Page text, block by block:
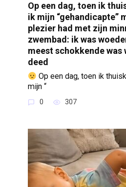
Op een dag, toen ik
ik mijn “gehandicapte”
plezier had met zijn
zwembad: ik was
meest schokkende was
deed
Op een dag, toen ik
mijn “
0 307